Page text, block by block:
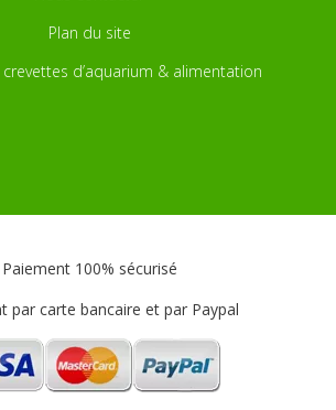
Plan du site
d’aquarium & alimentation
Paiement 100% sécurisé
par carte bancaire et par Paypal